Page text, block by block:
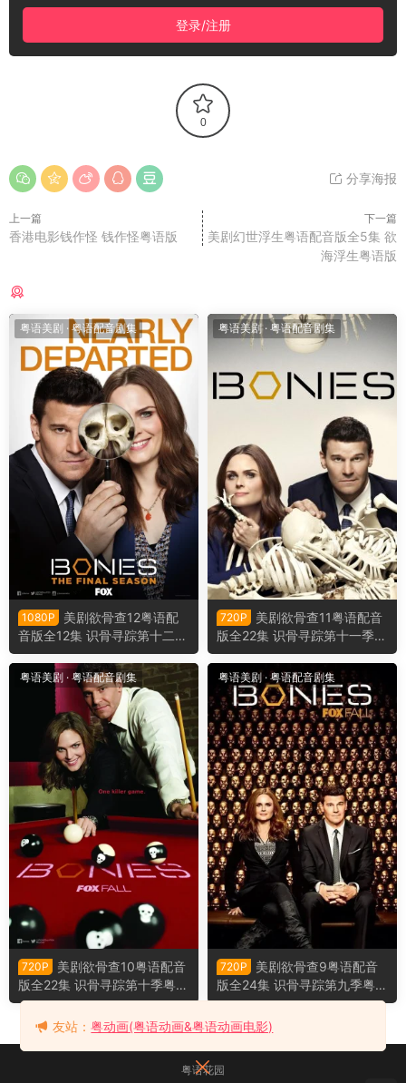
登录/注册
0
分享海报
上一篇
香港电影钱作怪 钱作怪粤语版
下一篇
美剧幻世浮生粤语配音版全5集 欲
海浮生粤语版
粤语美剧 · 粤语配音剧集
1080P
美剧欲骨查12粤语配
音版全12集 识骨寻踪第十二季
粤语版
粤语美剧· 粤语配音剧集
720P
美剧欲骨查11粤语配音
版全22集 识骨寻踪第十一季粤
语版
粤语美剧 · 粤语配音剧集
720P
美剧欲骨查10粤语配音
版全22集 识骨寻踪第十季粤语
版
粤语美剧 · 粤语配音剧集
720P
美剧欲骨查9粤语配音
版全24集 识骨寻踪第九季粤语
版
粤语花园
友站：粤动画(粤语动画&粤语动画电影)